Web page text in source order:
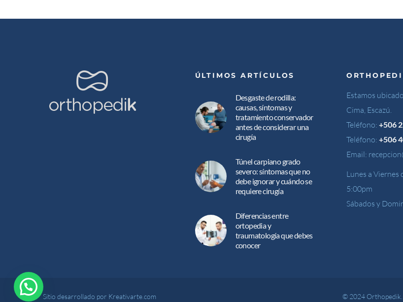
ÚLTIMOS ARTÍCULOS
Desgaste de rodilla:
causas, síntomas y
tratamiento conservador
antes de considerar una
cirugía
Túnel carpiano grado
severo: síntomas que no
debe ignorar y cuándo se
requiere cirugía
Diferencias entre
ortopedia y
traumatología que debes
conocer
Estamos
Cima, Escazú.
Teléfono: +506
Teléfono: +506
Email:
Lunes a Viernes
5:00pm
Sábados y
Sitio desarrollado por Kreativarte.com © 2024 Orthopedik.